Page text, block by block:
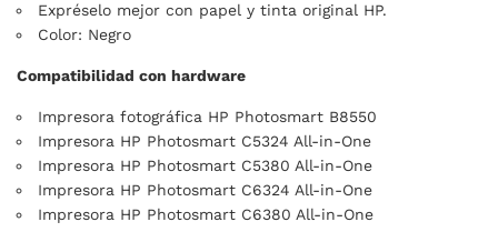
Expréselo mejor con papel y tinta original HP.
Color: Negro
Compatibilidad con hardware
Impresora fotográfica HP Photosmart B8550
Impresora HP Photosmart C5324 All-in-One
Impresora HP Photosmart C5380 All-in-One
Impresora HP Photosmart C6324 All-in-One
Impresora HP Photosmart C6380 All-in-One